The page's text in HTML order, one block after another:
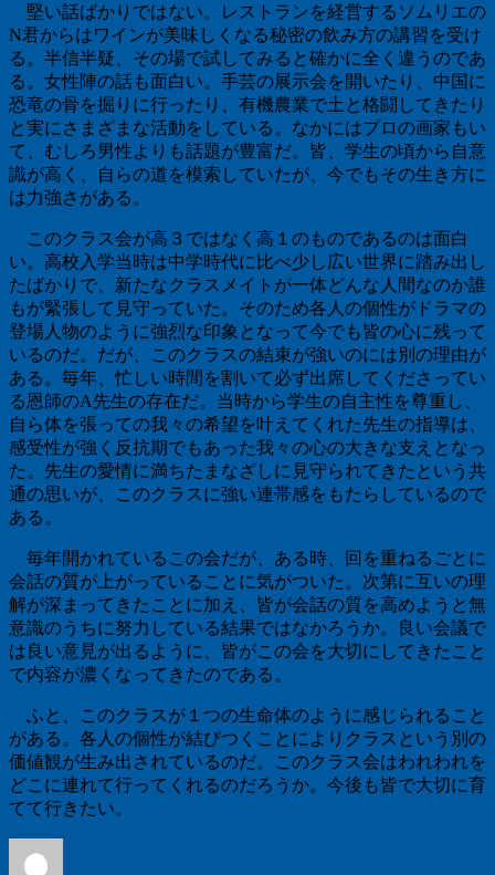
堅い話ばかりではない。レストランを経営するソムリエの
N君からはワインが美味しくなる秘密の飲み方の講習を受け
る。半信半疑、その場で試してみると確かに全く違うのであ
る。女性陣の話も面白い。手芸の展示会を開いたり、中国に
恐竜の骨を掘りに行ったり、有機農業で土と格闘してきたり
と実にさまざまな活動をしている。なかにはプロの画家もい
て、むしろ男性よりも話題が豊富だ。皆、学生の頃から自意
識が高く、自らの道を模索していたが、今でもその生き方に
は力強さがある。
このクラス会が高３ではなく高１のものであるのは面白
い。高校入学当時は中学時代に比べ少し広い世界に踏み出し
たばかりで、新たなクラスメイトが一体どんな人間なのか誰
もが緊張して見守っていた。そのため各人の個性がドラマの
登場人物のように強烈な印象となって今でも皆の心に残って
いるのだ。だが、このクラスの結束が強いのには別の理由が
ある。毎年、忙しい時間を割いて必ず出席してくださってい
る恩師のA先生の存在だ。当時から学生の自主性を尊重し、
自ら体を張っての我々の希望を叶えてくれた先生の指導は、
感受性が強く反抗期でもあった我々の心の大きな支えとなっ
た。先生の愛情に満ちたまなざしに見守られてきたという共
通の思いが、このクラスに強い連帯感をもたらしているので
ある。
毎年開かれているこの会だが、ある時、回を重ねるごとに
会話の質が上がっていることに気がついた。次第に互いの理
解が深まってきたことに加え、皆が会話の質を高めようと無
意識のうちに努力している結果ではなかろうか。良い会議で
は良い意見が出るように、皆がこの会を大切にしてきたこと
で内容が濃くなってきたのである。
ふと、このクラスが１つの生命体のように感じられること
がある。各人の個性が結びつくことによりクラスという別の
価値観が生み出されているのだ。このクラス会はわれわれを
どこに連れて行ってくれるのだろうか。今後も皆で大切に育
てて行きたい。